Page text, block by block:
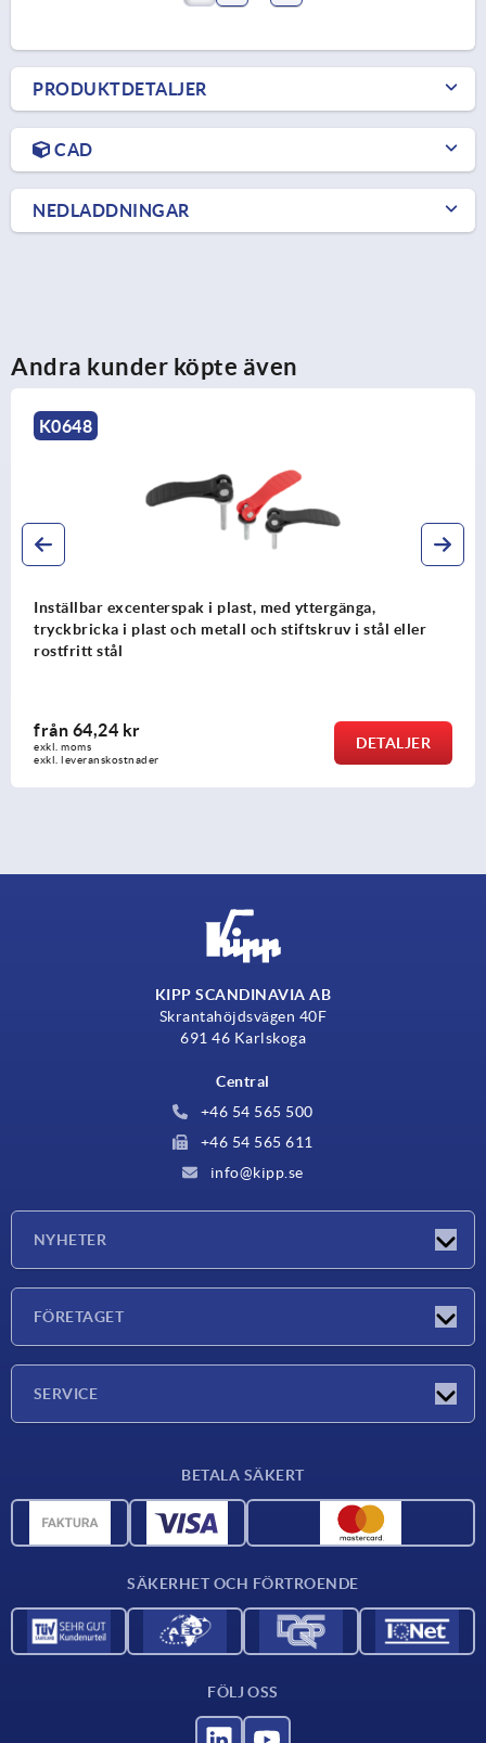
PRODUKTDETALJER
CAD
NEDLADDNINGAR
Andra kunder köpte även
K0648
Inställbar excenterspak i plast, med yttergänga,
tryckbricka i plast och metall och stiftskruv i stål eller
rostfritt stål
från 64,24 kr
exkl. moms
exkl. leveranskostnader
DETALJER
KIPP SCANDINAVIA AB
Skrantahöjdsvägen 40F
691 46 Karlskoga
Central
+46 54 565 500
+46 54 565 611
info@kipp.se
NYHETER
FÖRETAGET
SERVICE
CAD-data
BETALA SÄKERT
SÄKERHET OCH FÖRTROENDE
FÖLJ OSS